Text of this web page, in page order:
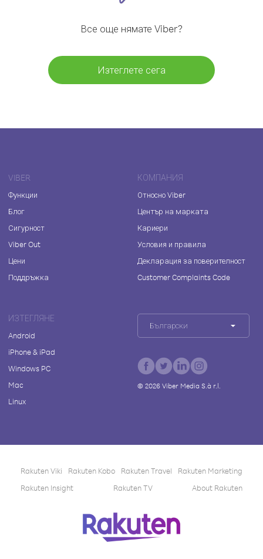
Все още нямате Viber?
Изтеглете сега
VIBER
Функции
Блог
Сигурност
Viber Out
Цени
Поддръжка
КОМПАНИЯ
Относно Viber
Център на марката
Кариери
Условия и правила
Декларация за поверителност
Customer Complaints Code
ИЗТЕГЛЯНЕ
Android
iPhone & iPad
Windows PC
Mac
Linux
Български
© 2026Viber Media S.à r.l.
Rakuten Viki Rakuten Kobo Rakuten Travel
Rakuten Marketing
Rakuten Insight
Rakuten TV About Rakuten